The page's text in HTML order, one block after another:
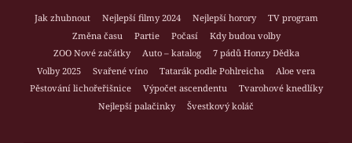
Jak zhubnout Nejlepší filmy 2024 Nejlepší horory
TV program
Změna času
Partie Počasí
Kdy budou volby
ZOO Nové začátky
Auto – katalog
7 pádů Honzy Dědka
Volby 2025
Svařené víno Tatarák podle Pohlreicha
Aloe vera
Pěstování lichořeřišnice
Výpočet ascendentu
Tvarohové knedlíky
Nejlepší palačinky
Švestkový koláč